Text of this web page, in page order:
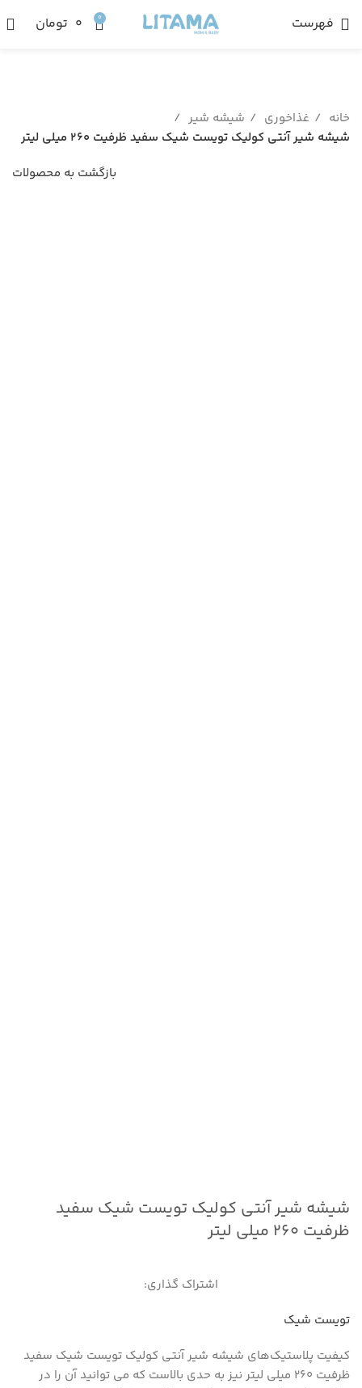
فهرست 0 ۰ تومان
خانه غذاخوری
شیشه شیر
شیشه شیر آنتی کولیک تویست شیک سفید ظرفیت ۲۶۰ میلی لیتر
بازگشت به محصولات
شیشه شیر آنتی کولیک تویست شیک سفید
ظرفیت ۲۶۰ میلی لیتر
اشتراک گذاری:
تویست شیک
کیفیت پلاستیک‌های شیشه شیر آنتی کولیک تویست شیک سفید
ظرفیت ۲۶۰ میلی لیتر نیز به حدی بالاست که می توانید آن را در